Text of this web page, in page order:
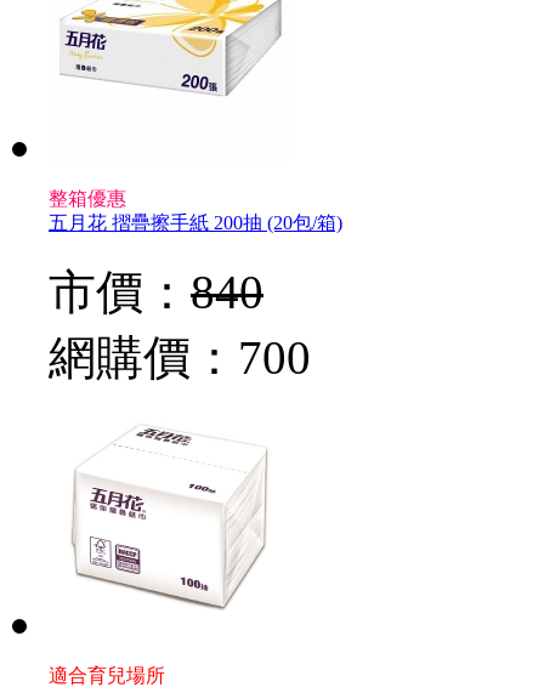
整箱優惠
五月花 摺疊擦手紙 200抽 (20包/箱)
市價： 840
網購價： 700
適合育兒場所